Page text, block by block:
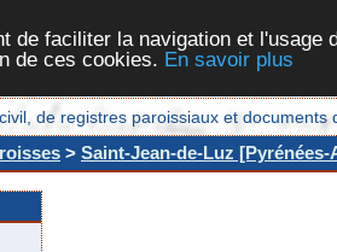
de faciliter la navigation et
de ces cookies. En savoir plus
de registres paroissiaux et documents
> Saint-Jean-de-Luz